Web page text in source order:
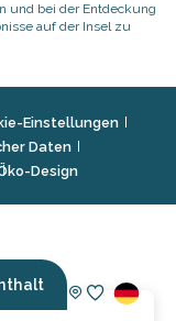
und bei der Entdeckung
auf der Insel zu
Einstellungen
Daten
Design